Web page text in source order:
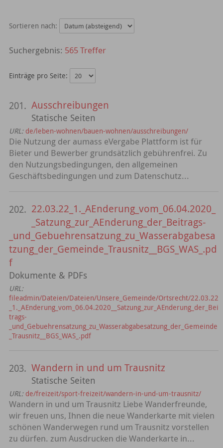
Sortieren nach:
565 Treffer
Einträge pro Seite:
201. Ausschreibungen
Statische Seiten
URL: de/leben-wohnen/bauen-wohnen/ausschreibungen/
Die Nutzung der aumass eVergabe Plattform ist für
Bieter und Bewerber grundsätzlich gebührenfrei. Zu
den Nutzungsbedingungen, den allgemeinen
Geschäftsbedingungen und zum Datenschutz...
202. 22.03.22_1._AEnderung_vom_06.04.2020_
_Satzung_zur_AEnderung_der_Beitrags-
_und_Gebuehrensatzung_zu_Wasserabgabesa
tzung_der_Gemeinde_Trausnitz__BGS_WAS_.pd
f
Dokumente & PDFs
URL:
fileadmin/Dateien/Dateien/Unsere_Gemeinde/Ortsrecht/22.03.22
_1._AEnderung_vom_06.04.2020__Satzung_zur_AEnderung_der_Bei
trags-
_und_Gebuehrensatzung_zu_Wasserabgabesatzung_der_Gemeinde
_Trausnitz__BGS_WAS_.pdf
203. Wandern in und um Trausnitz
Statische Seiten
URL: de/freizeit/sport-freizeit/wandern-in-und-um-trausnitz/
Wandern in und um Trausnitz Liebe Wanderfreunde,
wir freuen uns, Ihnen die neue Wanderkarte mit vielen
schönen Wanderwegen rund um Trausnitz vorstellen
zu dürfen. zum Ausdrucken die Wanderkarte in...